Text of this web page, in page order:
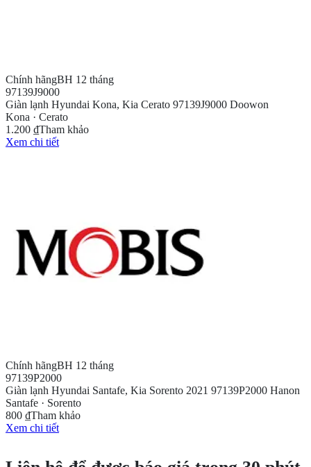
Chính hãngBH 12 tháng
97139J9000
Giàn lạnh Hyundai Kona, Kia Cerato 97139J9000 Doowon
Kona · Cerato
1.200 ₫Tham khảo
Xem chi tiết
Chính hãngBH 12 tháng
97139P2000
Giàn lạnh Hyundai Santafe, Kia Sorento 2021 97139P2000 Hanon
Santafe · Sorento
800 ₫Tham khảo
Xem chi tiết